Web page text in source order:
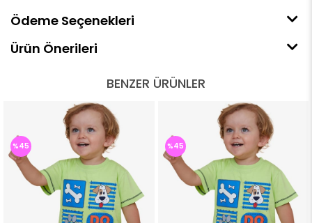
Ödeme Seçenekleri
Ürün Önerileri
BENZER ÜRÜNLER
%45 %45